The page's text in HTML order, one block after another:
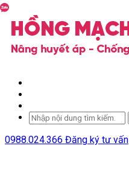
0988.024.366 Đăng ký tư vấn